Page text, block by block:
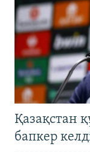
Қазақстан
бапкер